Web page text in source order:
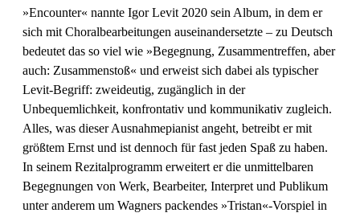
»Encounter« nannte Igor Levit 2020 sein Album, in dem er
sich mit Choralbearbeitungen auseinandersetzte – zu Deutsch
bedeutet das so viel wie »Begegnung, Zusammentreffen, aber
auch: Zusammenstoß« und erweist sich dabei als typischer
Levit-Begriff: zweideutig, zugänglich in der
Unbequemlichkeit, konfrontativ und kommunikativ zugleich.
Alles, was dieser Ausnahmepianist angeht, betreibt er mit
größtem Ernst und ist dennoch für fast jeden Spaß zu haben.
In seinem Rezitalprogramm erweitert er die unmittelbaren
Begegnungen von Werk, Bearbeiter, Interpret und Publikum
unter anderem um Wagners packendes »Tristan«-Vorspiel in